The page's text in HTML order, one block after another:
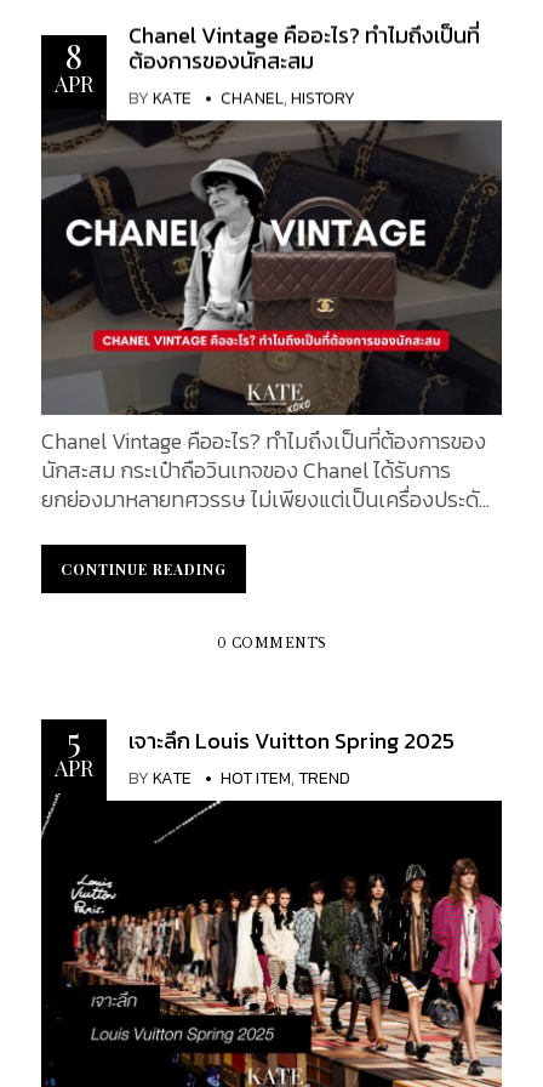
ลงทุนอันน่าทึ่งอีกด้วย เนื่องจากมูลค่าของกระเป๋าจะ
เพิ่มขึ้นตามกาลเวลา ตั้งแต่ดีไซน์คลาสสิกที่มีราย
ละเอียดวินเทจที่ไม่เหมือนใครไปจนถึงสไตล์รุ่นลิมิเต็ด
เอดิชั่นที่ไม่มีการผลิตอีกต่อไป โลกของ Chanel แบบวิน
เทจมอบสิ่งที่พิเศษอย่างแท้จริงให้กับผู้ที่กำลังมองหา
ของสะสมชิ้นพิเศษที่ไม่เหมือนใครในคอลเล็กชั่นของตน
ในบทความนี้ เราจะมาสำรวจกระเป๋า Chanel แบบวินเท
จที่ดีที่สุดที่ควรสะสมในตอนนี้ โดยเน้นที่คลาสสิกเหนือ
กาลเวลา อัญมณีที่ซ่อนอยู่ และสิ่งที่ทำให้กระเป๋าเหล่านี้
เป็นที่ต้องการอย่างมากในโลกแห่งแฟชั่นสุดหรู ไม่ว่า
คุณจะเป็นนักสะสมตัวยงหรือผู้ซื้อครั้งแรก กระเป๋า
Chanel แบบวินเทจเหล่านี้ก็คุ้มค่าที่จะเพิ่มในรายการ
สิ่งของที่อยากได้ของคุณ Vintage Chanel Bags เมื่อ
Karl Lagerfeld ได้รับเลือกให้เป็นผู้อำนวยการฝ่าย
สร้างสรรค์ของ Chanel ในปี ค.ศ. 1983 เป็นที่ทราบกันดี
ว่าเขาจะจินตนาการถึงมรดกทางประวัติศาสตร์ของ
Chanel ขึ้นมาใหม่ได้อย่างไร หลังจาก Coco Chanel
หายไปนานถึง 12 ปีแล้ว และแบรนด์แฟชั่นสุดหรูแห่งนี้ก็
กำลังดิ้นรนเพื่อเติมเต็มความว่างเปล่าที่เธอเคยมีมา
นาน Karl Lagerfeld ได้พิสูจน์ให้เห็นอย่างรวดเร็วว่าเขา
เป็นบุคคลที่โดดเด่นที่ Chanel ต้องการอย่างยิ่ง ด้วย
เครื่องแบบประจำของเขาซึ่งเป็นชุดสูทสีดำ แว่นกันแดด
สีเข้ม ผมหางม้าสีขาว และถุงมือหนังแบบไม่มีนิ้ว
ๆ มาสู่แบรนด์ ในฐานะ "ผู้ถ่ายทอด" ของ Coco ที่
ประกาศตัวเอง เขาอุทิศตนเพื่อรักษาตำนานของเธอให้
คงอยู่ต่อไปในแต่ละคอลเล็กชั่นใหม่ Karl Lagerfeld ซึ่ง
มักจะอ้างถึงเอกสารการออกแบบของ Coco Chanel
อยู่เสมอ ได้รับแรงบันดาลใจโดยตรงจากผลงานอันเป็น
เอกลักษณ์ของเธอ ในฐานะผู้นำด้านรสนิยมและอวตาร
ของสไตล์ Karl Lagerfeld ปฏิวัติวงการแฟชั่นสำหรับผู้
หญิงยุคใหม่จนกระทั่งเขาเสียชีวิตอย่างกะทันหันในปี
ค.ศ....
8
APR
Chanel Vintage คืออะไร? ทำไมถึงเป็นที่
ต้องการของนักสะสม
BYKATE CHANEL,HISTORY
Chanel Vintage คืออะไร? ทำไมถึงเป็นที่ต้องการของ
นักสะสม กระเป๋าถือวินเทจของ Chanel ได้รับการ
ยกย่องมาหลายทศวรรษ ไม่เพียงแต่เป็นเครื่องประดับ
งามและสไตล์เหนือกาลเวลาอีกด้วย เมื่อเวลาผ่านไป
กระเป๋าเหล่านี้ก็ได้รับความนิยมมากขึ้นเรื่อย ๆ จนกลาย
ทั่วโลก แล้วอะไรที่ทำให้กระเป๋าถือวินเทจเหล่านี้พิเศษ
ขึ้นอย่างพิถีพิถันในทุกรายละเอียด โดยใช้วัสดุระดับ
พรีเมียม เช่น หนังลูกแกะและฮาร์ดแวร์ชุบทอง กระเป๋า
วินเทจเหล่านี้ โดยเฉพาะ Chanel Flap Bag มักตัดเย็บ
ด้วยมือ ซึ่งแสดงให้เห็นถึงความทุ่มเทของ Chanel ใน
ด้านคุณภาพที่หาใครเทียบได้ยากในปัจจุบัน
KATEXOXO จะพาไปค้นหาความลึกลับของ Chanel
Vintage เพื่อค้นพบว่าอะไรที่ทำให้มันยังคงมูลค่าและ
ความสง่างาม แม้กาลเวลาจะผ่านไปนานเพียงใด
Chanel Handbags Vintage: Why They’re More
Popular Than Ever ไม่ใช่กระเป๋าวินเทจทุกใบจะมี
คุณค่า สิ่งที่คุณต้องสังเกตคือ กระเป๋าที่คุณเป็น
เจ้าของนั้น เป็นกระเป๋าวินเทจของแท้หรือไม่ ความงาม
CONTINUE READING
CONTINUE READING
0 COMMENTS
5
APR
เจาะลึก Louis Vuitton Spring 2025
BYKATE HOT ITEM,TREND